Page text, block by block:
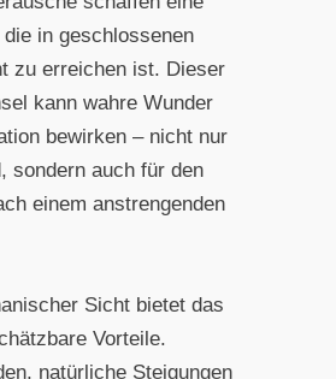
in geschlossenen
zu erreichen ist. Dieser
kann wahre Wunder
bewirken – nicht nur
sondern auch für den
einem anstrengenden
Sicht bietet das
Vorteile.
natürliche Steigungen